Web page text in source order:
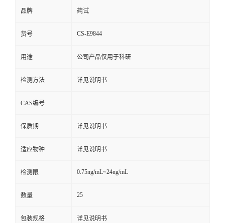
品牌 莼试
货号 CS-E9844
用途 公司产品仅用于科研
检测方法 详见说明书
CAS编号
保质期 详见说明书
适应物种 详见说明书
检测限 0.75ng/mL~24ng/mL
数量 25
包装规格 详见说明书